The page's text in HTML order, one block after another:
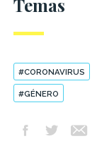
Temas
#CORONAVIRUS
#GÉNERO